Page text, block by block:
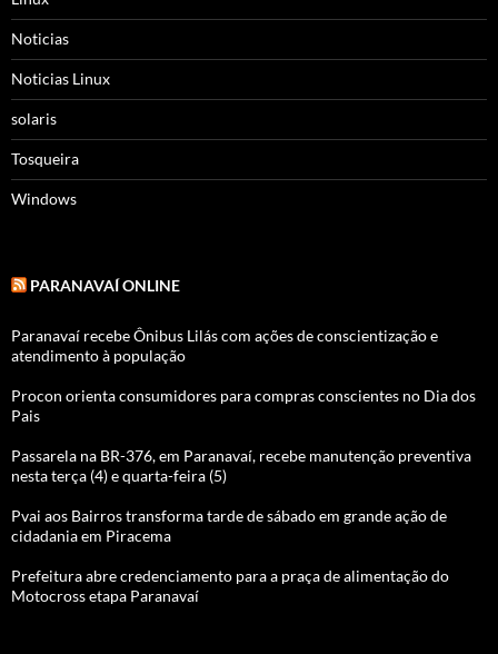
Noticias
Noticias Linux
solaris
Tosqueira
Windows
PARANAVAÍ ONLINE
Paranavaí recebe Ônibus Lilás com ações de conscientização e
atendimento à população
Procon orienta consumidores para compras conscientes no Dia dos
Pais
Passarela na BR-376, em Paranavaí, recebe manutenção preventiva
nesta terça (4) e quarta-feira (5)
Pvai aos Bairros transforma tarde de sábado em grande ação de
cidadania em Piracema
Prefeitura abre credenciamento para a praça de alimentação do
Motocross etapa Paranavaí